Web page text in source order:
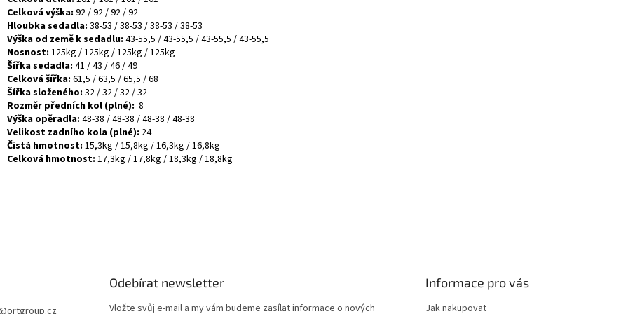
Celková výška: 92 / 92 / 92 / 92
Hloubka sedadla: 38-53 / 38-53 / 38-53 / 38-53
Výška od země k sedadlu: 43-55,5 / 43-55,5 / 43-55,5 / 43-55,5
Nosnost: 125kg / 125kg / 125kg / 125kg
Šířka sedadla: 41 / 43 / 46 / 49
Celková šířka: 61,5 / 63,5 / 65,5 / 68
Šířka složeného: 32 / 32 / 32 / 32
Rozměr předních kol (plné): 8
Výška opěradla: 48-38 / 48-38 / 48-38 / 48-38
Velikost zadního kola (plné): 24
Čistá hmotnost: 15,3kg / 15,8kg / 16,3kg / 16,8kg
Celková hmotnost: 17,3kg / 17,8kg / 18,3kg / 18,8kg
ortgroup.cz
Odebírat newsletter
Vložte svůj e-mail a my vám budeme zasílat informace o nových
Informace pro vás
Jak nakupovat